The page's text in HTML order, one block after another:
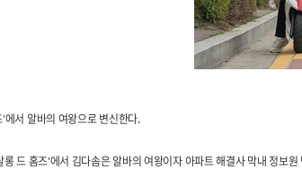
에서 알바의 여왕으로 변신한다.
드 홈즈'에서 김다솜은 알바의 여왕이자 아파트 해결사 막내 정보